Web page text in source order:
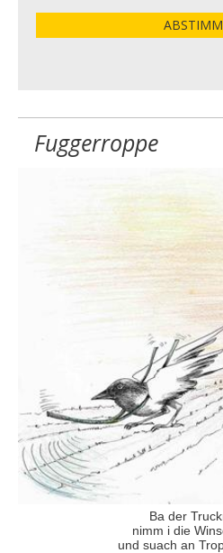
Fuggerroppe
Ba der
nimm i die
und suach an